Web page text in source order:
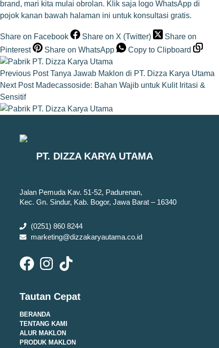
brand, mari kita mulai obrolan. Klik saja logo WhatsApp di
pojok kanan bawah halaman ini untuk konsultasi gratis.
Share on Facebook Share on X (Twitter)
Share on
Pinterest
Share on WhatsApp Copy to Clipboard
Previous Post Tanya Jawab Maklon di PT. Dizza Karya Utama
Next Post Madecassoside: Bahan Wajib untuk Kulit Iritasi &
Sensitif
PT. DIZZA KARYA UTAMA
Jalan Pemuda Kav. 51-52, Padurenan,
Kec. Gn. Sindur, Kab. Bogor, Jawa Barat – 16340
(0251) 860 8244
marketing@dizzakaryautama.co.id
Tautan Cepat
BERANDA
TENTANG KAMI
ALUR MAKLON
PRODUK MAKLON